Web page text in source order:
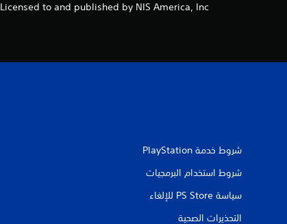
Licensed to and published by NIS America, Inc.
شروط خدمة PlayStation‏
شروط استخدام البرمجيات
سياسة PS Store للإلغاء
التحذيرات الصحية